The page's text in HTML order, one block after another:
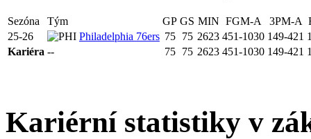
Sezóna Tým GP GS MIN FGM-A 3PM-A
25-26
Philadelphia 76ers 75 75 2623 451-1030 149-421
Kariéra -- 75 75 2623 451-1030 149-421
Kariérní statistiky v